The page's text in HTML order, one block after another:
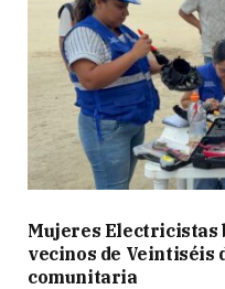
Mujeres Electricistas
vecinos de Veintiséis
comunitaria